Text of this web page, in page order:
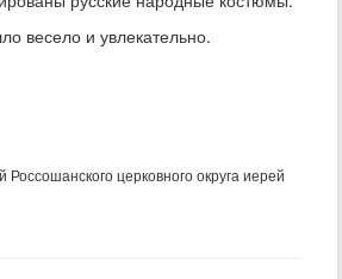
весело и увлекательно.
Россошанского церковного округа иерей